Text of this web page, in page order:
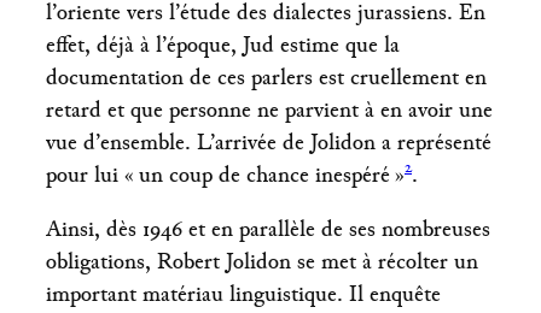
l’oriente vers l’étude des dialectes jurassiens. En
effet, déjà à l’époque, Jud estime que la
documentation de ces parlers est cruellement en
retard et que personne ne parvient à en avoir une
vue d’ensemble. L’arrivée de Jolidon a représenté
pour lui « un coup de chance inespéré »2.
Ainsi, dès 1946 et en parallèle de ses nombreuses
obligations, Robert Jolidon se met à récolter un
important matériau linguistique. Il enquête